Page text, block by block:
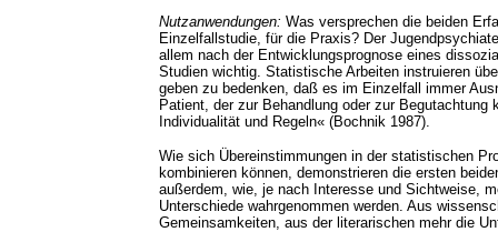
Nutzanwendungen: Was versprechen die beiden
Einzelfallstudie, für die Praxis? Der
allem nach der Entwicklungsprognose eines
Studien wichtig. Statistische Arbeiten instruieren
geben zu bedenken, daß es im Einzelfall immer
Patient, der zur Behandlung oder zur
Individualität und Regeln« (Bochnik 1987).
Wie sich Übereinstimmungen in der statistischen
kombinieren können, demonstrieren die ersten
außerdem, wie, je nach Interesse und Sichtweise,
Unterschiede wahrgenommen werden. Aus
Gemeinsamkeiten, aus der literarischen mehr die